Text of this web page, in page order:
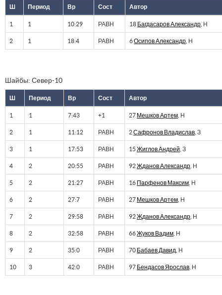
Ш Период Вр Сост Автор
1 1 10:29 РАВН 18 Багдасаров Александр , Н
2 1 18:4 РАВН 6Осипов Александр , Н
Шайбы: Север-10
Ш Период Вр Сост Автор
1 1 7:43 +1 27 Мешков Артем , Н
2 1 11:12 РАВН 2Сафронов Владислав , З
3 1 17:53 РАВН 15 Жиглов Андрей , З
4 2 20:55 РАВН 92Жданов Александр , Н
5 2 21:27 РАВН 16 Парфенов Максим , Н
6 2 27:7 РАВН 27 Мешков Артем , Н
7 2 29:58 РАВН 92Жданов Александр , Н
8 2 32:58 РАВН 66Жуков Вадим , Н
9 2 35:0 РАВН 70 Бабаев Давид , Н
10 3 42:0 РАВН 97 Бендасов Ярослав , Н